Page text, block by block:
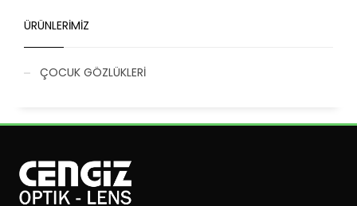
ÜRÜNLERIMIZ
ÇOCUK GÖZLÜKLERİ